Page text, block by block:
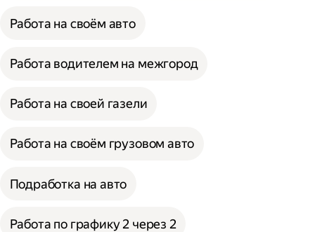
Работа на своём авто
Работа водителем на межгород
Работа на своей газели
Работа на своём грузовом авто
Подработка на авто
Работа по графику 2 через 2